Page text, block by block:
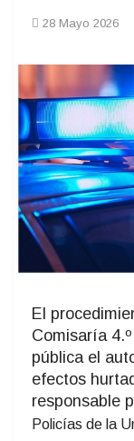
28 Mayo 2026
El
Comisaría
pública el
efectos
responsable
Policías de la